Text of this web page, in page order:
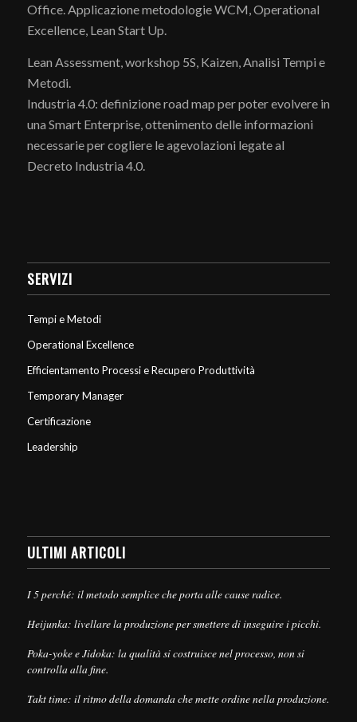
Office. Applicazione metodologie WCM, Operational
Excellence, Lean Start Up.
Lean Assessment, workshop 5S, Kaizen, Analisi Tempi e
Metodi.
Industria 4.0: definizione road map per poter evolvere in
una Smart Enterprise, ottenimento delle informazioni
necessarie per cogliere le agevolazioni legate al
Decreto Industria 4.0.
SERVIZI
Tempi e Metodi
Operational Excellence
Efficientamento Processi e Recupero Produttività
Temporary Manager
Certificazione
Leadership
ULTIMI ARTICOLI
I 5 perché: il metodo semplice che porta alle cause radice.
Heijunka: livellare la produzione per smettere di inseguire i picchi.
Poka-yoke e Jidoka: la qualità si costruisce nel processo, non si
controlla alla fine.
Takt time: il ritmo della domanda che mette ordine nella produzione.